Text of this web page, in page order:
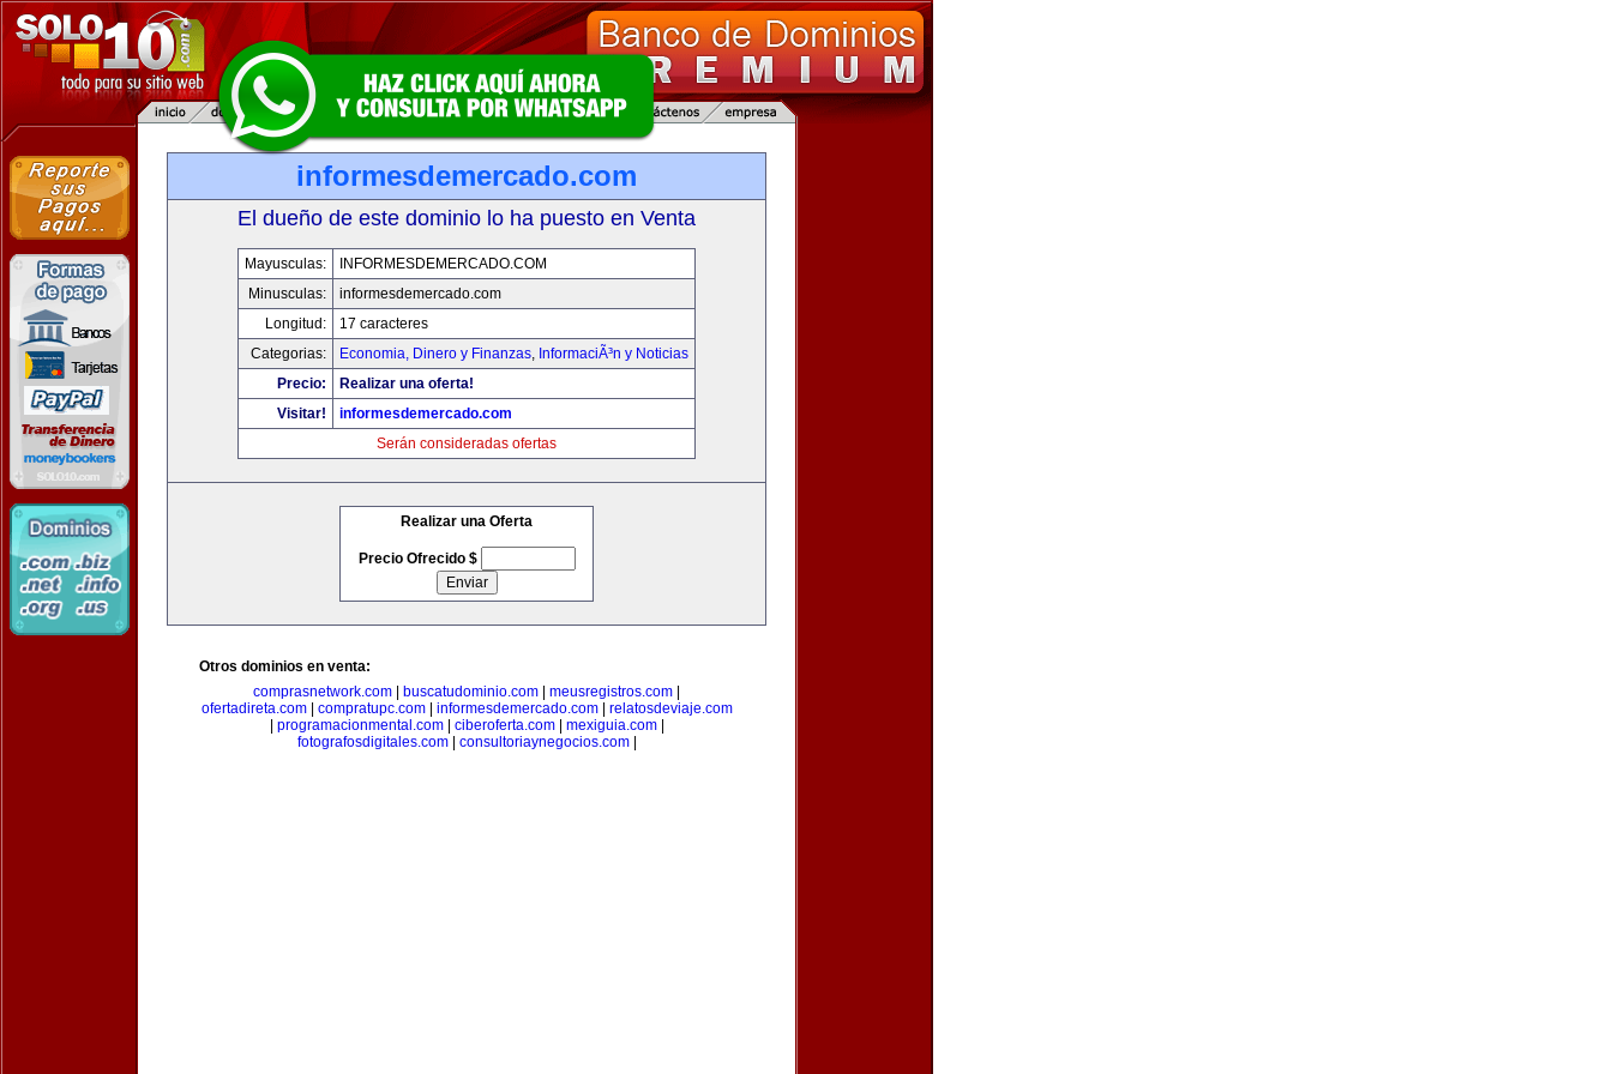
informesdemercado.com
El dueño de este dominio lo ha puesto en Venta
Mayusculas:
INFORMESDEMERCADO.COM
Minusculas:
informesdemercado.com
Longitud:
17 caracteres
Categorias:
Economia, Dinero y Finanzas, InformaciÃ³n y Noticias
Precio:
Realizar una oferta!
Visitar!
informesdemercado.com
Serán consideradas ofertas
Realizar una Oferta
Precio Ofrecido $
Otros dominios en venta:
comprasnetwork.com
buscatudominio.com meusregistros.com
ofertadireta.com| compratupc.com| informesdemercado.com| relatosdeviaje.com
programacionmental.com| ciberoferta.com| mexiguia.com|
fotografosdigitales.com| consultoriaynegocios.com|